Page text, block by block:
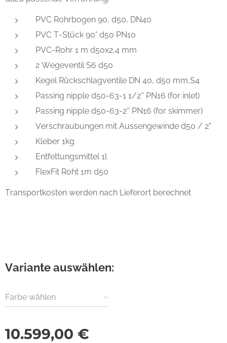
PVC Rohrbogen 90, d50, DN40
PVC T-Stück 90° d50 PN10
PVC-Rohr 1 m d50x2,4 mm
2 Wegeventil S6 d50
Kegel Rückschlagventile DN 40, d50 mm,S4
Passing nipple d50-63-1 1/2'' PN16 (for inlet)
Passing nipple d50-63-2'' PN16 (for skimmer)
Verschraubungen mit Aussengewinde d50 / 2"
Kleber 1kg
Entfettungsmittel 1l
FlexFit Roht 1m d50
Transportkosten werden nach Lieferort berechnet
Variante auswählen:
Farbe wählen
10.599,00 €